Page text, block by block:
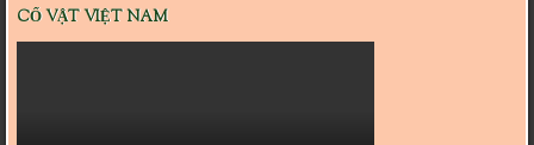
CỔ VẬT VIỆT NAM